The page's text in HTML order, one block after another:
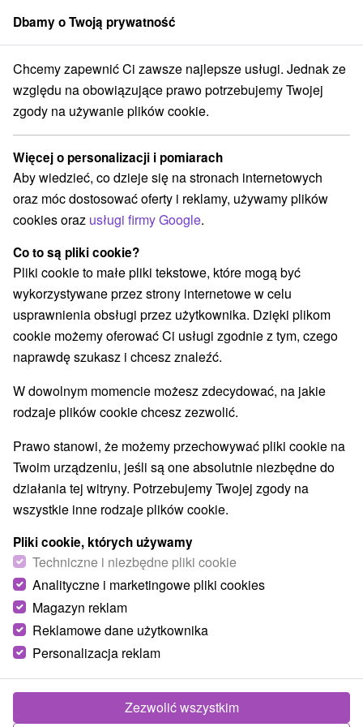
członek grupySorger
Východné Slovensko Košický kraj Jablonov nad Turňou
Chaty na prenájom Jablonov nad
Turňou
Kategorie
Wszystkie kategorie
Chaty na prenájom
Penzióny(1)
Wybierz lokalizację lub datę
WSZYSTKO NAJTAŃSZE NAJDROŻSZE NA
Rybárska chata s bazénom Jablonov nad
Turňou
Dbamy o Twoją prywatność
Chcemy zapewnić Ci zawsze najlepsze usługi. Jednak ze
względu na obowiązujące prawo potrzebujemy Twojej
zgody na używanie plików cookie.
Więcej o personalizacji i pomiarach
Aby wiedzieć, co dzieje się na stronach internetowych
oraz móc dostosować oferty i reklamy, używamy plików
cookies oraz usługi firmy Google.
Co to są pliki cookie?
Pliki cookie to małe pliki tekstowe, które mogą być
wykorzystywane przez strony internetowe w celu
usprawnienia obsługi przez użytkownika. Dzięki plikom
cookie możemy oferować Ci usługi zgodnie z tym, czego
naprawdę szukasz i chcesz znaleźć.
W dowolnym momencie możesz zdecydować, na jakie
rodzaje plików cookie chcesz zezwolić.
Prawo stanowi, że możemy przechowywać pliki cookie na
Twoim urządzeniu, jeśli są one absolutnie niezbędne do
działania tej witryny. Potrzebujemy Twojej zgody na
wszystkie inne rodzaje plików cookie.
Pliki cookie, których używamy
Techniczne i niezbędne pliki cookie
Analityczne i marketingowe pliki cookies
Magazyn reklam
Reklamowe dane użytkownika
Personalizacja reklam
Zezwolić wszystkim